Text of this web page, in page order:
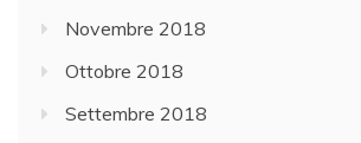
Novembre 2018
Ottobre 2018
Settembre 2018